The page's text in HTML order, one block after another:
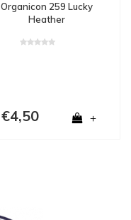
Organicon 259 Lucky
Heather
€4,50 +